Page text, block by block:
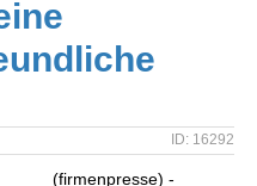
ID: 16292
(firmenpresse) -